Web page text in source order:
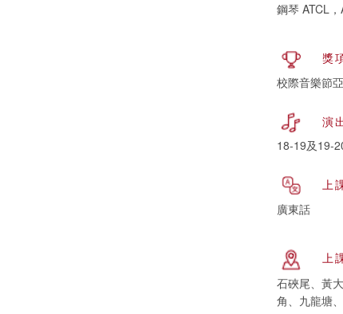
鋼琴 ATCL
獎
校際音樂節
演
18-19及19-
上
廣東話
上
石硤尾、黃
角、九龍塘